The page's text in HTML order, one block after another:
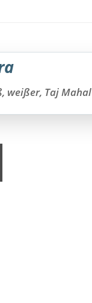
weißer, Taj Mahal